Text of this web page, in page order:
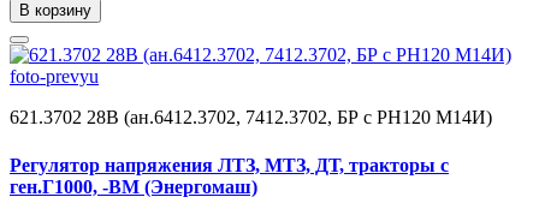
В корзину
621.3702 28В (ан.6412.3702, 7412.3702, БР с РН120 М14И)
Регулятор напряжения ЛТЗ, МТЗ, ДТ, тракторы с
ген.Г1000, -ВМ (Энергомаш)